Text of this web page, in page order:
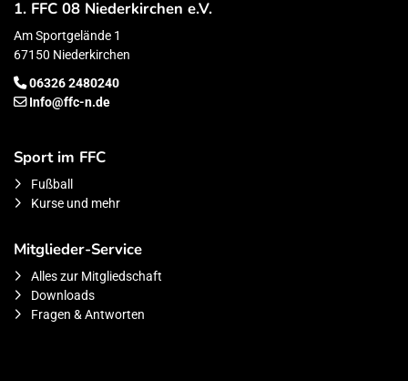
1. FFC 08 Niederkirchen e.V.
Am Sportgelände 1
67150 Niederkirchen
06326 2480240
Info@ffc-n.de
Sport im FFC
Fußball
Kurse und mehr
Mitglieder-Service
Alles zur Mitgliedschaft
Downloads
Fragen & Antworten